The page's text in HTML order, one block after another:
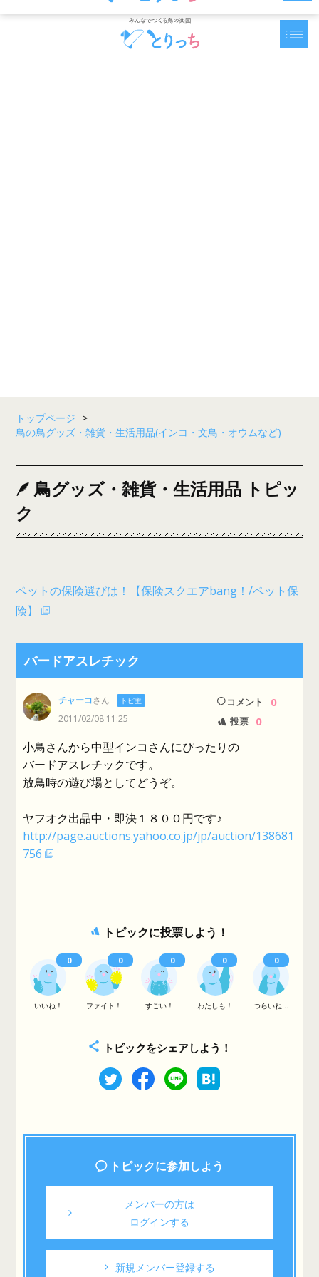
トップページ >
鳥の鳥グッズ・雑貨・生活用品(インコ・文鳥・オウムなど)
鳥グッズ・雑貨・生活用品 トピッ
ク
ペットの保険選びは！【保険スクエアbang！/ペット保
険】
バードアスレチック
チャーコさん トピ主
2011/02/08 11:25
コメント 0
投票 0
小鳥さんから中型インコさんにぴったりの
バードアスレチックです。
放鳥時の遊び場としてどうぞ。
ヤフオク出品中・即決１８００円です♪
http://page.auctions.yahoo.co.jp/jp/auction/138681
756
トピックに投票しよう！
いいね！ ファイト！ すごい！ わたしも！ つらいね...
0 0 0 0 0
トピックをシェアしよう！
トピックに参加しよう
メンバーの方は
ログインする
新規メンバー登録する